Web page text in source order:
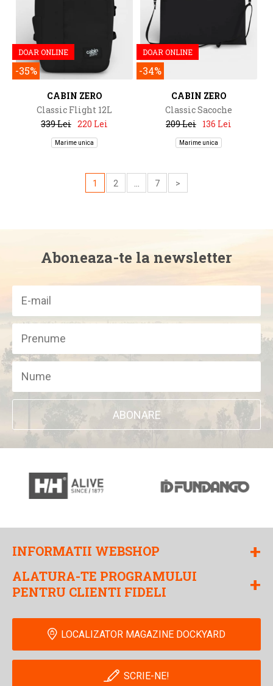
DOAR ONLINE
-35%
CABIN ZERO
Classic Flight 12L
339 Lei 220 Lei
Marime unica
DOAR ONLINE
-34%
CABIN ZERO
Classic Sacoche
209 Lei 136 Lei
Marime unica
1 2 7 >
Aboneaza-te la newsletter
ABONARE
INFORMATII WEBSHOP +
ALATURA-TE PROGRAMULUI
PENTRU CLIENTI FIDELI
+
LOCALIZATOR MAGAZINE DOCKYARD
SCRIE-NE!